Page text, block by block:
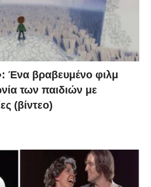
Ένα βραβευμένο φιλμ
των παιδιών με
(βίντεο)